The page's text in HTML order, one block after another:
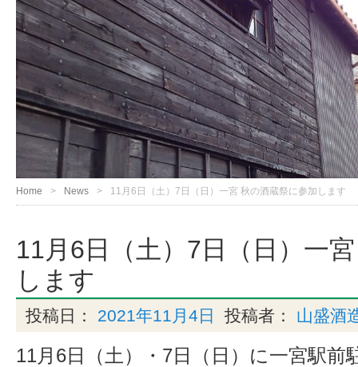
Home News 11月6日（土）7日（日）一宮 秋の酒蔵祭に参加します
11月6日（土）7日（日）一
します
投稿日： 2021年11月4日 投稿者： 山盛酒
11月6日（土）・7日（日）に一宮駅前